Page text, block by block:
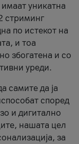
уникатна
стриминг
по истекот на
и тоа
збогатена и со
уреди.
самите да ја
според
и дигитално
нашата цел
за